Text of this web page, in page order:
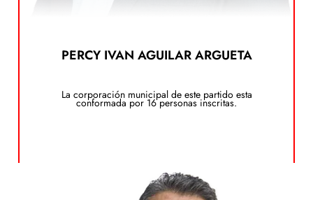
PERCY IVAN AGUILAR ARGUETA
La corporación municipal de este partido esta
conformada por 16 personas inscritas.
Plan de Gobierno
dando clic en el siguiente botón: